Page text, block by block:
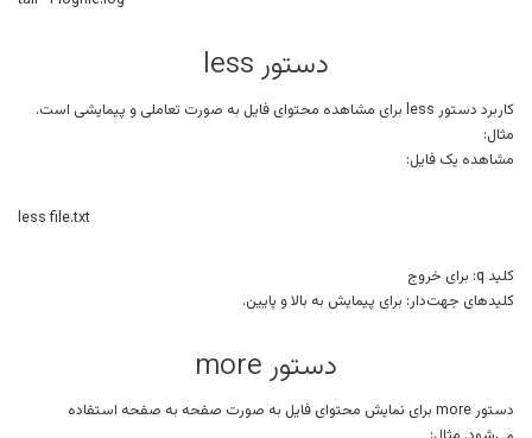
دستور less
کاربرد دستور less برای مشاهده محتوای فایل به صورت تعاملی و پیمایشی است.
مثال:
مشاهده یک فایل:
less file.txt
کلید q: برای خروج
کلیدهای جهت‌دار: برای پیمایش به بالا و پایین.
دستور more
دستور more برای نمایش محتوای فایل به صورت صفحه به صفحه استفاده